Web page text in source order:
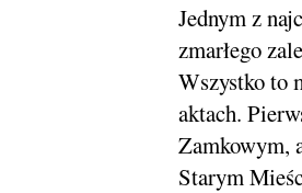
Jednym z
zmarłego
Wszystko to
aktach.
Zamkowym,
Starym